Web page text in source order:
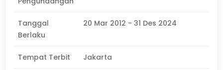
Tanggal
Berlaku
20 Mar 2012 - 31 Des 2024
Tempat Terbit Jakarta